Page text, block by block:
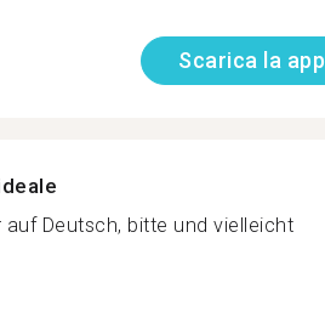
Scarica la app
auf Deutsch, bitte und vielleicht